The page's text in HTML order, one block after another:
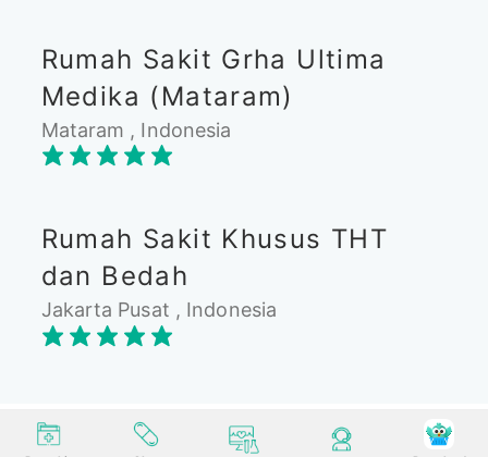
Rumah Sakit Grha Ultima
Medika (Mataram)
Mataram , Indonesia
Rumah Sakit Khusus THT
dan Bedah
Jakarta Pusat , Indonesia